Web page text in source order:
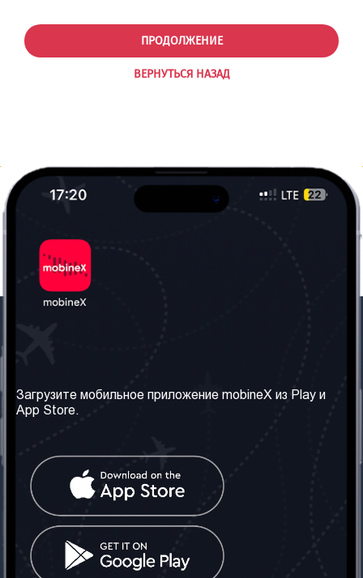
ВЕРНУТЬСЯ НАЗАД
ПРОДОЛЖЕНИЕ
Наши сервисы
Правила и Условия
Часто задаваемые
вопросы
Контакт
Грузия: Тбилиси
Телефон: +442030340050
Социальные сети
Загрузите мобильное приложение mobineX из Play и
App Store.